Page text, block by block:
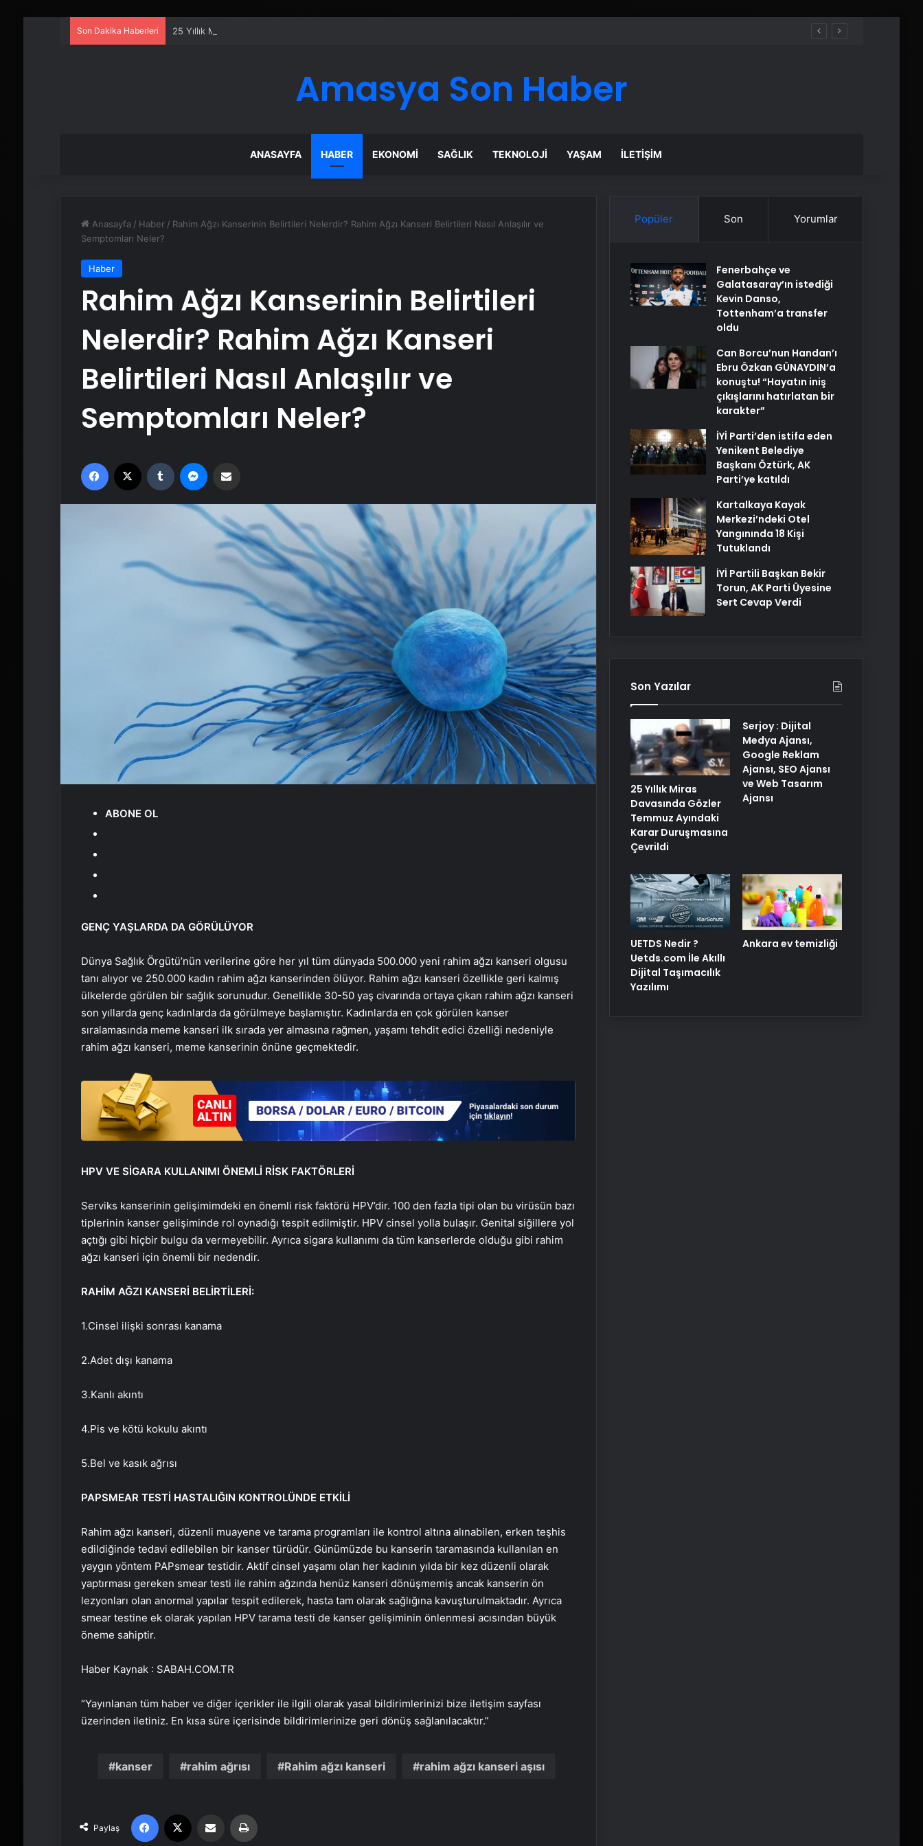
Son Dakika Haberleri 25 Yıllık Miras Davasında Gözler Temmuz Ayındaki Karar Duruşmasına Çevrildi
Amasya Son Haber
ANASAYFA HABER EKONOMI SAĞLIK TEKNOLOJI YAŞAM İLETIŞIM
Anasayfa / Haber / Rahim Ağzı Kanserinin Belirtileri Nelerdir? Rahim Ağzı Kanseri Belirtileri Nasıl Anlaşılır ve
Semptomları Neler?
Haber
Rahim Ağzı Kanserinin Belirtileri
Nelerdir? Rahim Ağzı Kanseri
Belirtileri Nasıl Anlaşılır ve
Semptomları Neler?
Facebook Tumblr
ABONE OL
GENÇ YAŞLARDA DA GÖRÜLÜYOR
Dünya Sağlık Örgütü’nün verilerine göre her yıl tüm dünyada 500.000 yeni rahim ağzı kanseri olgusu
tanı alıyor ve 250.000 kadın rahim ağzı kanserinden ölüyor. Rahim ağzı kanseri özellikle geri kalmış
ülkelerde görülen bir sağlık sorunudur. Genellikle 30-50 yaş civarında ortaya çıkan rahim ağzı kanseri
son yıllarda genç kadınlarda da görülmeye başlamıştır. Kadınlarda en çok görülen kanser
sıralamasında meme kanseri ilk sırada yer almasına rağmen, yaşamı tehdit edici özelliği nedeniyle
rahim ağzı kanseri, meme kanserinin önüne geçmektedir.
HPVVE SİGARA KULLANIMI ÖNEMLİ RİSK FAKTÖRLERİ
Serviks kanserinin gelişimimdeki en önemli risk faktörü HPV’dir. 100 den fazla tipi olan bu virüsün bazı
tiplerinin kanser gelişiminde rol oynadığı tespit edilmiştir. HPVcinsel yolla bulaşır. Genital siğillere yol
açtığı gibi hiçbir bulgu da vermeyebilir. Ayrıca sigara kullanımı da tüm kanserlerde olduğu gibi rahim
ağzı kanseri için önemli bir nedendir.
RAHİM AĞZI KANSERİ BELİRTİLERİ:
1.Cinsel ilişki sonrası kanama
2.Adet dışı kanama
3.Kanlı akıntı
4.Pis ve kötü kokulu akıntı
5.Bel ve kasık ağrısı
PAPSMEARTESTİ HASTALIĞIN KONTROLÜNDE ETKİLİ
Rahim ağzı kanseri, düzenli muayene ve tarama programları ile kontrol altına alınabilen, erken teşhis
edildiğinde tedavi edilebilen bir kanser türüdür. Günümüzde bu kanserin taramasında kullanılan en
yaygın yöntem PAPsmeartestidir. Aktif cinsel yaşamı olan her kadının yılda bir kez düzenli olarak
yaptırması gereken smeartesti ile rahim ağzında henüz kanseri dönüşmemiş ancak kanserin ön
lezyonları olan anormal yapılar tespit edilerek, hasta tam olarak sağlığına kavuşturulmaktadır. Ayrıca
smeartestine ek olarak yapılan HPVtarama testi de kanser gelişiminin önlenmesi acısından büyük
öneme sahiptir.
Haber Kaynak : SABAH.COM.TR
“Yayınlanan tüm haber ve diğer içerikler ile ilgili olarak yasal bildirimlerinizi bize iletişim sayfası
üzerinden iletiniz. En kısa süre içerisinde bildirimlerinize geri dönüş sağlanılacaktır.”
kanser rahim ağrısı Rahim ağzı kanseri rahim ağzı kanseri aşısı
Paylaş
Facebook Email'den paylaş
Kalp ve böbrek sağlığı için ortak
seferberlik
Yemek ısıtırken bunlara dikkat edin
Masa başı çalışanların kabusu bel,
boyun ve sırt ağrıları
Dizdeki ağrıya ‘tıkaç’la son
Popüler Son Yorumlar
Fenerbahçe ve
Galatasaray’ın istediği
Kevin Danso,
Tottenham’a transfer
oldu
Can Borcu’nun Handan’ı
Ebru Özkan GÜNAYDIN’a
konuştu! “Hayatın iniş
çıkışlarını hatırlatan bir
karakter”
İYİ Parti’den istifa eden
Yenikent Belediye
Başkanı Öztürk, AK
Parti’ye katıldı
Kartalkaya Kayak
Merkezi’ndeki Otel
Yangınında 18 Kişi
Tutuklandı
İYİ Partili Başkan Bekir
Torun, AK Parti Üyesine
Sert Cevap Verdi
Son Yazılar
25 Yıllık Miras
Davasında Gözler
Temmuz Ayındaki
Karar Duruşmasına
Çevrildi
Serjoy : Dijital
Medya Ajansı,
Google Reklam
Ajansı, SEO Ajansı
ve Web Tasarım
Ajansı
UETDS Nedir ?
Uetds.com İle Akıllı
Dijital Taşımacılık
Yazılımı
Ankara ev temizliği